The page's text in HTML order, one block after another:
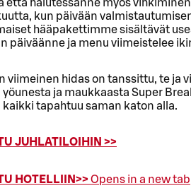
että halutessanne myös
kun päivään
hääpakettimme sisältävät
päiväänne ja menu viimeistelee
viimeinen hidas on tanssittu, te ja
yöunesta ja maukkaasta Super
kaikki tapahtuu saman katon alla.
JUHLATILOIHIN >>
HOTELLIIN>> Opens in a new tab